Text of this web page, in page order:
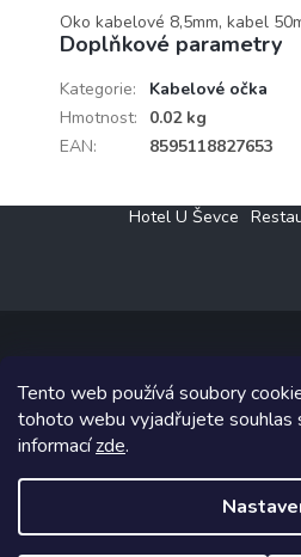
Tento web používá soubory
tohoto webu vyjadřujete souhlas
informacízde.
Oko kabelové 8,5mm, kabel
Doplňkové parametry
Kategorie:
Kabelové očka
Hmotnost:
0.02 kg
EAN: 8595118827653
Hotel U Ševce
Copyright 2026Elektro Klesný
Grafický návrh vytvořil a na Shoptet
Vytvořil